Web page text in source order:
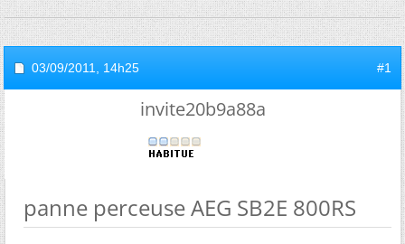
03/09/2011, 14h25 #1
invite20b9a88a
panne perceuse AEG SB2E 800RS